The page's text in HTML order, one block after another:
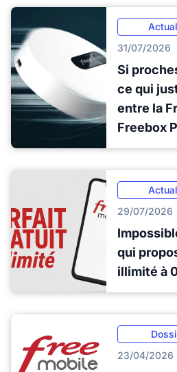
31/07/2026
Si
ce qui
entre la
Freebox
29/07/2026
qui
illimité à
23/04/2026